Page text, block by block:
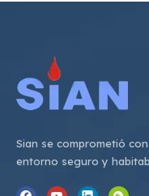
Sian se comprometió
entorno seguro y